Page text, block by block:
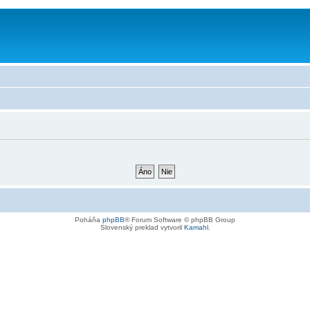
Poháňa phpBB® Forum Software © phpBB Group
Slovenský preklad vytvoril Kamahl.